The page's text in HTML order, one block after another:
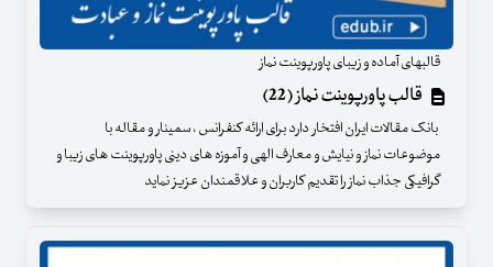
قالبهای آماده و زیبای پاورپوینت نماز
قالب پاورپوینت نماز (22)
بانک مقالات ایران افتخار دارد برای ارائه کنفرانس ، سمینار و مقاله با
موضوعات نماز و نیایش و معارف الهی و آموزه های دینی پاورپوینت های زیبا و
گرافیکی جذاب نماز را تقدیم کاربران و علاقمندان عزیز نماید